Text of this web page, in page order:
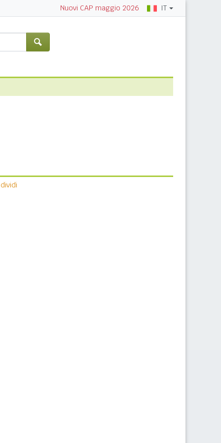
Nuovi CAP maggio 2026 IT